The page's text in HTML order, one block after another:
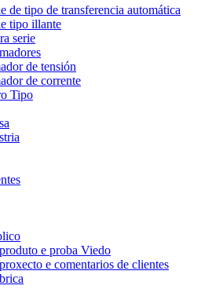
de tipo de transferencia automática
tipo illante
serie
de tensión
de corrente
Tipo
e proba Viedo
e comentarios de clientes